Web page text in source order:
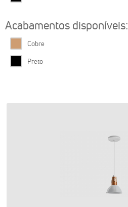
Acabamentos disponíveis:
Cobre
Preto